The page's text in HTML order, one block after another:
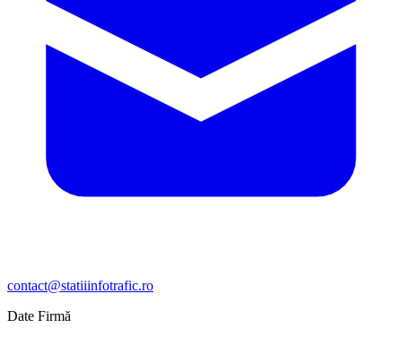
contact@statiiinfotrafic.ro
Date Firmă